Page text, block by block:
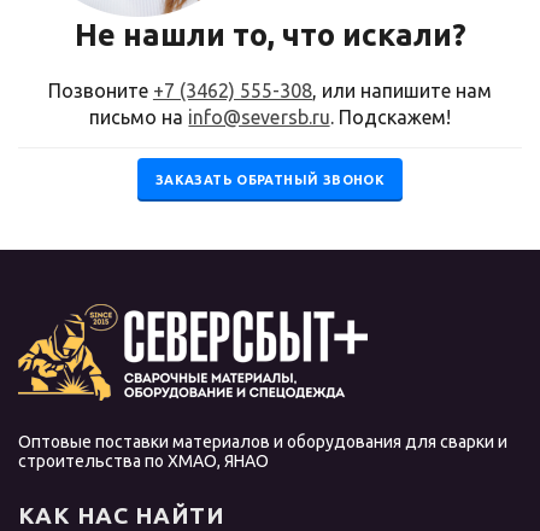
Не нашли то, что искали?
Позвоните +7 (3462) 555-308, или напишите нам
письмо на info@seversb.ru. Подскажем!
ЗАКАЗАТЬ ОБРАТНЫЙ ЗВОНОК
Оптовые поставки материалов и оборудования для сварки и
строительства по ХМАО, ЯНАО
КАК НАС НАЙТИ